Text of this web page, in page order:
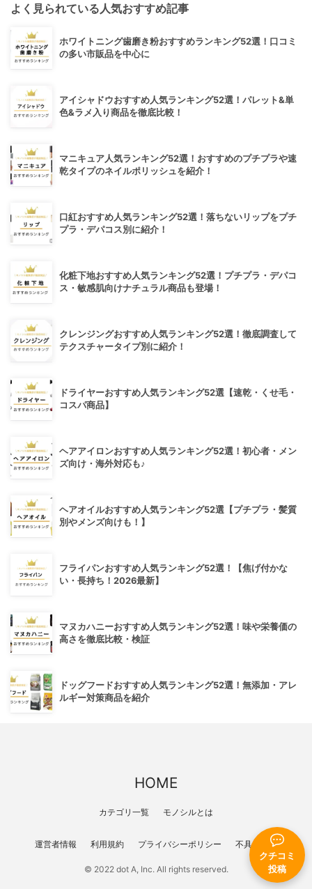
クチコミ
投稿
よく見られている人気おすすめ記事
ホワイトニング歯磨き粉おすすめランキング52選！口コミ
の多い市販品を中心に
アイシャドウおすすめ人気ランキング52選！パレット&単
色&ラメ入り商品を徹底比較！
マニキュア人気ランキング52選！おすすめのプチプラや速
乾タイプのネイルポリッシュを紹介！
口紅おすすめ人気ランキング52選！落ちないリップをプチ
プラ・デパコス別に紹介！
化粧下地おすすめ人気ランキング52選！プチプラ・デパコ
ス・敏感肌向けナチュラル商品も登場！
クレンジングおすすめ人気ランキング52選！徹底調査して
テクスチャータイプ別に紹介！
ドライヤーおすすめ人気ランキング52選【速乾・くせ毛・
コスパ商品】
ヘアアイロンおすすめ人気ランキング52選！初心者・メン
ズ向け・海外対応も♪
ヘアオイルおすすめ人気ランキング52選【プチプラ・髪質
別やメンズ向けも！】
フライパンおすすめ人気ランキング52選！【焦げ付かな
い・長持ち！2026最新】
マヌカハニーおすすめ人気ランキング52選！味や栄養価の
高さを徹底比較・検証
ドッグフードおすすめ人気ランキング52選！無添加・アレ
ルギー対策商品を紹介
HOME
カテゴリ一覧 モノシルとは
運営者情報 利用規約 プライバシーポリシー 不具合報告
© 2022 dot A, Inc. All rights reserved.